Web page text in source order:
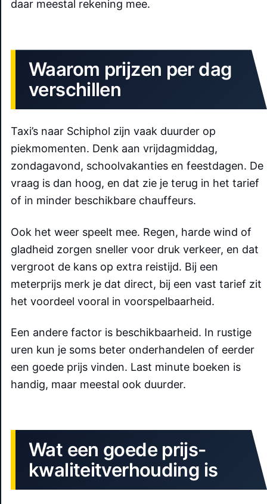
daar meestal rekening mee.
Waarom prijzen per dag
verschillen
Taxi’s naar Schiphol zijn vaak duurder op
piekmomenten. Denk aan vrijdagmiddag,
zondagavond, schoolvakanties en feestdagen. De
vraag is dan hoog, en dat zie je terug in het tarief
of in minder beschikbare chauffeurs.
Ook het weer speelt mee. Regen, harde wind of
gladheid zorgen sneller voor druk verkeer, en dat
vergroot de kans op extra reistijd. Bij een
meterprijs merk je dat direct, bij een vast tarief zit
het voordeel vooral in voorspelbaarheid.
Een andere factor is beschikbaarheid. In rustige
uren kun je soms beter onderhandelen of eerder
een goede prijs vinden. Last minute boeken is
handig, maar meestal ook duurder.
Wat een goede prijs-
kwaliteitverhouding is